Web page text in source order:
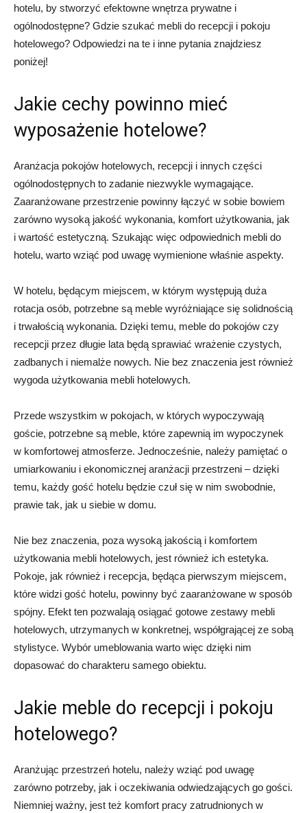
hotelu, by stworzyć efektowne wnętrza prywatne i
ogólnodostępne? Gdzie szukać mebli do recepcji i pokoju
hotelowego? Odpowiedzi na te i inne pytania znajdziesz
poniżej!
Jakie cechy powinno mieć
wyposażenie hotelowe?
Aranżacja pokojów hotelowych, recepcji i innych części
ogólnodostępnych to zadanie niezwykle wymagające.
Zaaranżowane przestrzenie powinny łączyć w sobie bowiem
zarówno wysoką jakość wykonania, komfort użytkowania, jak
i wartość estetyczną. Szukając więc odpowiednich mebli do
hotelu, warto wziąć pod uwagę wymienione właśnie aspekty.
W hotelu, będącym miejscem, w którym występują duża
rotacja osób, potrzebne są meble wyróżniające się solidnością
i trwałością wykonania. Dzięki temu, meble do pokojów czy
recepcji przez długie lata będą sprawiać wrażenie czystych,
zadbanych i niemalże nowych. Nie bez znaczenia jest również
wygoda użytkowania mebli hotelowych.
Przede wszystkim w pokojach, w których wypoczywają
goście, potrzebne są meble, które zapewnią im wypoczynek
w komfortowej atmosferze. Jednocześnie, należy pamiętać o
umiarkowaniu i ekonomicznej aranżacji przestrzeni – dzięki
temu, każdy gość hotelu będzie czuł się w nim swobodnie,
prawie tak, jak u siebie w domu.
Nie bez znaczenia, poza wysoką jakością i komfortem
użytkowania mebli hotelowych, jest również ich estetyka.
Pokoje, jak również i recepcja, będąca pierwszym miejscem,
które widzi gość hotelu, powinny być zaaranżowane w sposób
spójny. Efekt ten pozwalają osiągać gotowe zestawy mebli
hotelowych, utrzymanych w konkretnej, współgrającej ze sobą
stylistyce. Wybór umeblowania warto więc dzięki nim
dopasować do charakteru samego obiektu.
Jakie meble do recepcji i pokoju
hotelowego?
Aranżując przestrzeń hotelu, należy wziąć pod uwagę
zarówno potrzeby, jak i oczekiwania odwiedzających go gości.
Niemniej ważny, jest też komfort pracy zatrudnionych w